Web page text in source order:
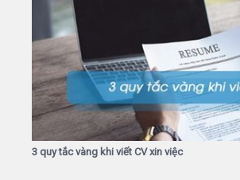
3 quy tắc vàng khi viết CV xin việc